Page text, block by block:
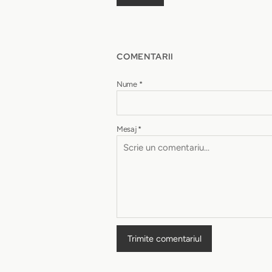
COMENTARII
Nume *
Mesaj *
Trimite comentariul